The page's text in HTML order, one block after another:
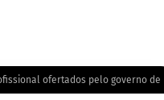
ofertados pelo governo de